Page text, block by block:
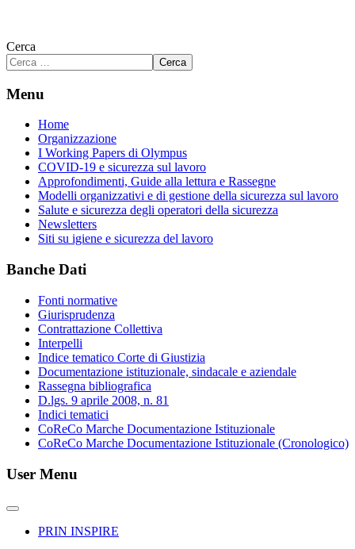
Cerca
Cerca
Menu
Home
Organizzazione
I Working Papers di Olympus
COVID-19 e sicurezza sul lavoro
Approfondimenti, Guide alla lettura e Rassegne
Modelli organizzativi e di gestione della sicurezza sul lavoro
Salute e sicurezza degli operatori della sicurezza
Newsletters
Siti su igiene e sicurezza del lavoro
Banche Dati
Fonti normative
Giurisprudenza
Contrattazione Collettiva
Interpelli
Indice tematico Corte di Giustizia
Documentazione istituzionale, sindacale e aziendale
Rassegna bibliografica
D.lgs. 9 aprile 2008, n. 81
Indici tematici
CoReCo Marche Documentazione Istituzionale
CoReCo Marche Documentazione Istituzionale (Cronologico)
User Menu
PRIN INSPIRE